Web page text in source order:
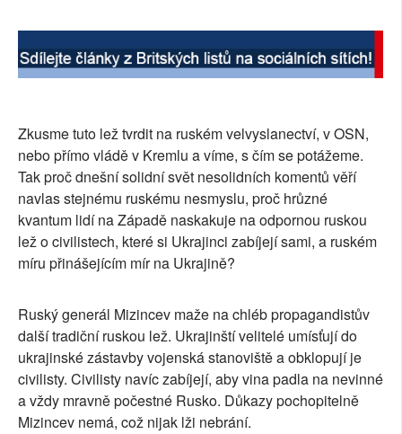
Zkusme tuto lež tvrdit na ruském velvyslanectví, v OSN,
nebo přímo vládě v Kremlu a víme, s čím se potážeme.
Tak proč dnešní solidní svět nesolidních komentů věří
navlas stejnému ruskému nesmyslu, proč hrůzné
kvantum lidí na Západě naskakuje na odpornou ruskou
lež o civilistech, které si Ukrajinci zabíjejí sami, a ruském
míru přinášejícím mír na Ukrajině?
Ruský generál Mizincev maže na chléb propagandistův
další tradiční ruskou lež. Ukrajinští velitelé umísťují do
ukrajinské zástavby vojenská stanoviště a obklopují je
civilisty. Civilisty navíc zabíjejí, aby vina padla na nevinné
a vždy mravně počestné Rusko. Důkazy pochopitelně
Mizincev nemá, což nijak lži nebrání.